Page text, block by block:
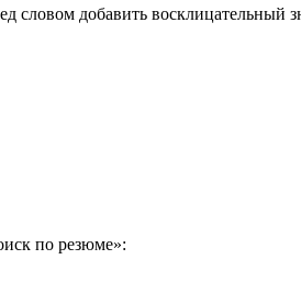
добавить восклицательный
по резюме»: